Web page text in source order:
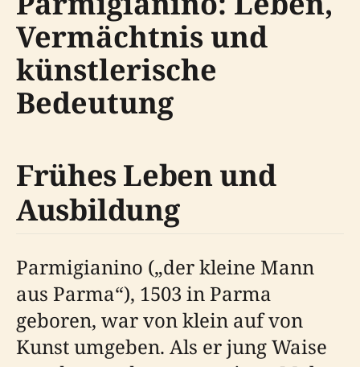
Vermächtnis und
künstlerische
Bedeutung
Frühes Leben und
Ausbildung
Parmigianino („der kleine Mann
aus Parma“), 1503 in Parma
geboren, war von klein auf von
Kunst umgeben. Als er jung Waise